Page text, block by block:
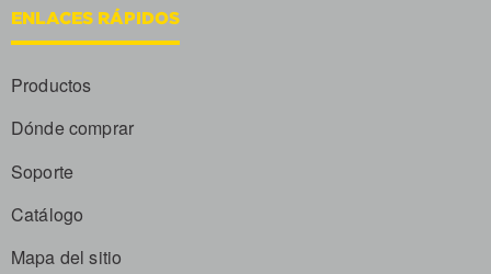
ENLACES RÁPIDOS
Productos
Dónde comprar
Soporte
Catálogo
Mapa del sitio